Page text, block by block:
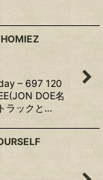
– 697 120
DOE名
ラックと…